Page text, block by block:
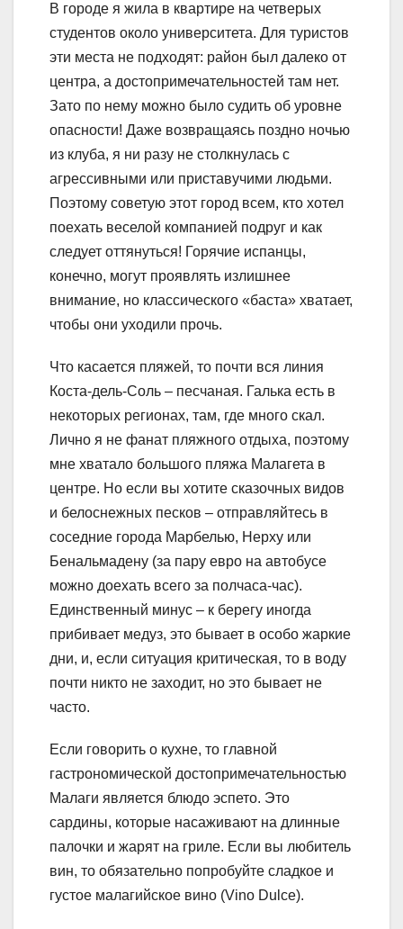
В городе я жила в квартире на четверых
студентов около университета. Для туристов
эти места не подходят: район был далеко от
центра, а достопримечательностей там нет.
Зато по нему можно было судить об уровне
опасности! Даже возвращаясь поздно ночью
из клуба, я ни разу не столкнулась с
агрессивными или приставучими людьми.
Поэтому советую этот город всем, кто хотел
поехать веселой компанией подруг и как
следует оттянуться! Горячие испанцы,
конечно, могут проявлять излишнее
внимание, но классического «баста» хватает,
чтобы они уходили прочь.
Что касается пляжей, то почти вся линия
Коста-дель-Соль – песчаная. Галька есть в
некоторых регионах, там, где много скал.
Лично я не фанат пляжного отдыха, поэтому
мне хватало большого пляжа Малагета в
центре. Но если вы хотите сказочных видов
и белоснежных песков – отправляйтесь в
соседние города Марбелью, Нерху или
Бенальмадену (за пару евро на автобусе
можно доехать всего за полчаса-час).
Единственный минус – к берегу иногда
прибивает медуз, это бывает в особо жаркие
дни, и, если ситуация критическая, то в воду
почти никто не заходит, но это бывает не
часто.
Если говорить о кухне, то главной
гастрономической достопримечательностью
Малаги является блюдо эспето. Это
сардины, которые насаживают на длинные
палочки и жарят на гриле. Если вы любитель
вин, то обязательно попробуйте сладкое и
густое малагийское вино (Vino Dulce).